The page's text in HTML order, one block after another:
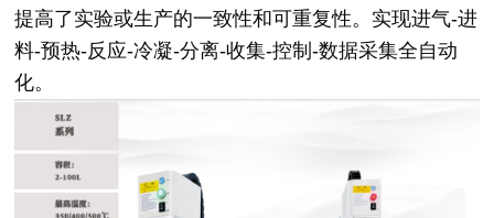
提高了实验或生产的一致性和可重复性。实现进气-进
料-预热-反应-冷凝-分离-收集-控制-数据采集全自动
化。